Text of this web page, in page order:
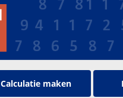
Calculatie maken